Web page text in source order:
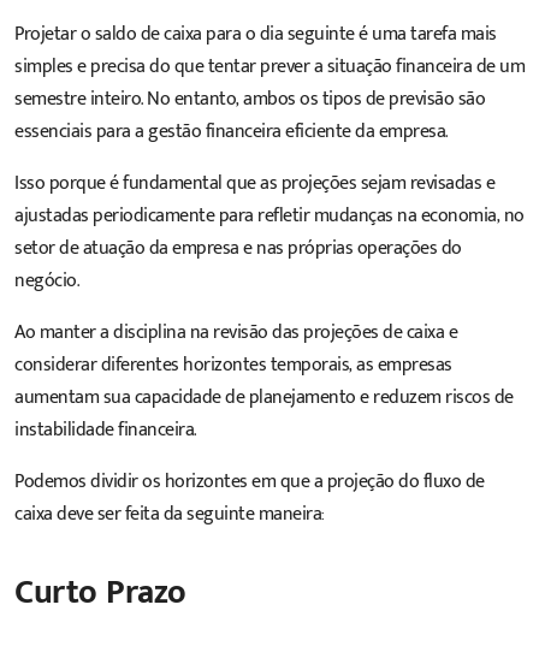
Projetar o saldo de caixa para o dia seguinte é uma tarefa mais
simples e precisa do que tentar prever a situação financeira de um
semestre inteiro. No entanto, ambos os tipos de previsão são
essenciais para a gestão financeira eficiente da empresa.
Isso porque é fundamental que as projeções sejam revisadas e
ajustadas periodicamente para refletir mudanças na economia, no
setor de atuação da empresa e nas próprias operações do
negócio.
Ao manter a disciplina na revisão das projeções de caixa e
considerar diferentes horizontes temporais, as empresas
aumentam sua capacidade de planejamento e reduzem riscos de
instabilidade financeira.
Podemos dividir os horizontes em que a projeção do fluxo de
caixa deve ser feita da seguinte maneira:
Curto Prazo